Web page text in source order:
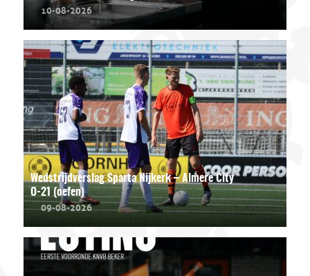
10-08-2026
Wedstrijdverslag Sparta Nijkerk – Almere City
O-21 (oefen)
09-08-2026